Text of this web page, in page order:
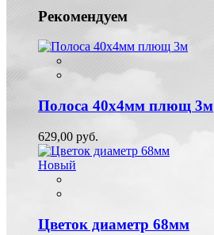
Рекомендуем
Полоса 40х4мм плющ 3м
629,00 руб.
Новый
Цветок диаметр 68мм